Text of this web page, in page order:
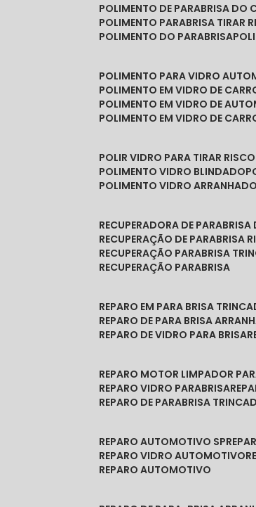
POLIMENTO DE PARABRISA DO
POLIMENTO PARABRISA TIRAR
POLIMENTO DO PARABRISA
POLIMENTO PARA VIDRO
POLIMENTO EM VIDRO DE
POLIMENTO EM VIDRO DE
POLIMENTO EM VIDRO DE
POLIR VIDRO PARA TIRAR
POLIMENTO VIDRO BLINDADO
POLIMENTO VIDRO ARRANHADO
RECUPERADORA DE PARABRISA
RECUPERAÇÃO DE PARABRISA
RECUPERAÇÃO PARABRISA
RECUPERAÇÃO PARABRISA
REPARO EM PARA BRISA
REPARO DE PARA BRISA
REPARO DE VIDRO PARA BRISA
REPARO MOTOR LIMPADOR
REPARO VIDRO PARABRISA
REPARO DE PARABRISA
REPARO AUTOMOTIVO SP
REPARO VIDRO AUTOMOTIVO
REPARO AUTOMOTIVO